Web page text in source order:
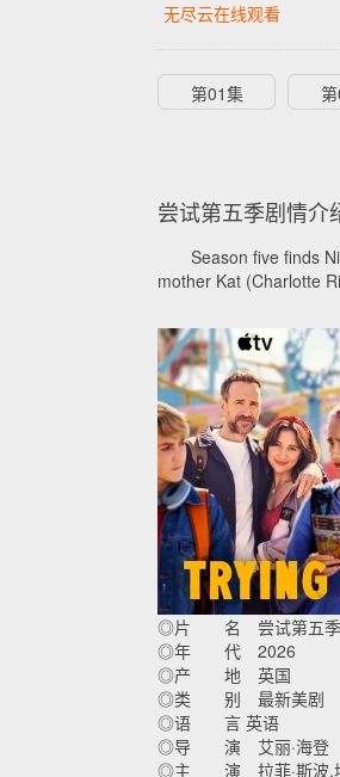
无尽云在线观看
第01集
尝试第五季剧情介
Season five finds
mother Kat (Charlotte
◎片 名 尝试第五季
◎年 代 2026
◎产 地 英国
◎类 别 最新美剧
◎语 言 英语
◎导 演 艾丽·海登
◎主 演 拉菲·斯波,埃丝